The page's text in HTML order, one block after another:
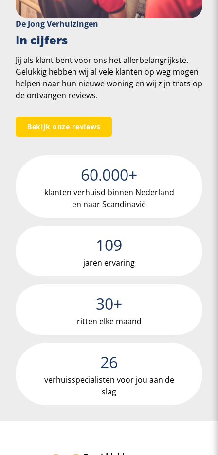
De Jong Verhuizingen
In cijfers
Jij als klant bent voor ons het allerbelangrijkste.
Gelukkig hebben wij al vele klanten op weg mogen
helpen naar hun nieuwe woning en wij zijn trots op
de ontvangen reviews.
Bekijk onze reviews
60.000+
klanten verhuisd binnen Nederland
en naar Scandinavië
109
jaren ervaring
30+
ritten elke maand
26
verhuisspecialisten voor jou aan de
slag